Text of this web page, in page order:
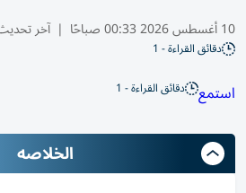
10 أغسطس 2026 00:33 صباحًا | آخر
دقائق القراءة - 1
استمع دقائق القراءة - 1
الخلاصه